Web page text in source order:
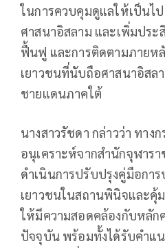
ในการควบคุมดูแลให้เป็นไ
ศาสนาอิสลาม และเพิ่มปร
ฟื้นฟู และการติดตามภายห
เยาวชนที่นับถือศาสนาอิสล
ชายแดนภาคใต้
นางสาวรัชดา กล่าวว่า ทาง
อนุเคราะห์จากสำนักจุฬาร
ดำเนินการปรับปรุงคู่มือกา
เยาวชนในสถานพินิจและคุ้
ให้มีความสอดคล้องกับหลัก
ปัจจุบัน พร้อมทั้งได้รับคำแ